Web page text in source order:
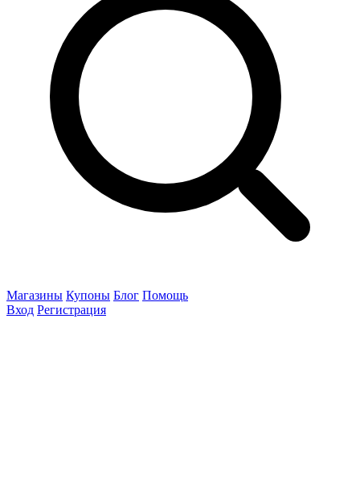
Магазины Купоны Блог Помощь
Вход Регистрация